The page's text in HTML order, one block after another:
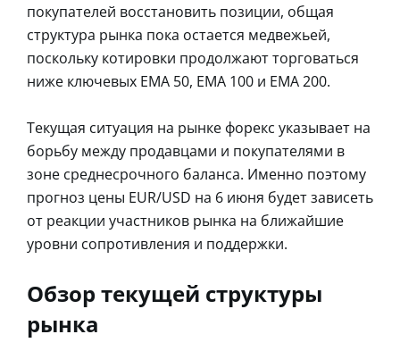
покупателей восстановить позиции, общая
структура рынка пока остается медвежьей,
поскольку котировки продолжают торговаться
ниже ключевых EMA 50, EMA 100 и EMA 200.
Текущая ситуация на рынке форекс указывает на
борьбу между продавцами и покупателями в
зоне среднесрочного баланса. Именно поэтому
прогноз цены EUR/USD на 6 июня будет зависеть
от реакции участников рынка на ближайшие
уровни сопротивления и поддержки.
Обзор текущей структуры
рынка